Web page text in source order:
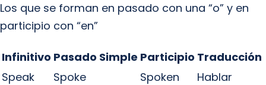
Los que se forman en pasado con una “o” y en
participio con “en”
Infinitivo Pasado Simple Participio Traducción
Speak
Spoke Spoken
Hablar